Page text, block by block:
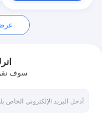
آلة تعبئة المبيدات
آلة تعبئة سائل المكبس
آلة تفريغ الزجاجة
سوف